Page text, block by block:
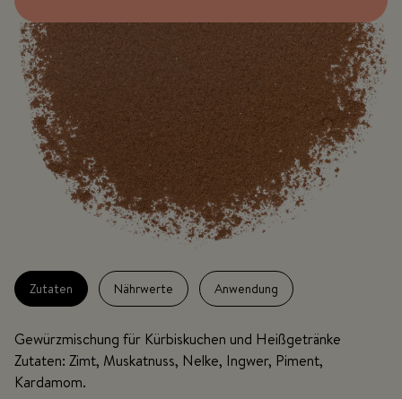
Zutaten Nährwerte Anwendung
Gewürzmischung für Kürbiskuchen und Heißgetränke
Zutaten: Zimt, Muskatnuss, Nelke, Ingwer, Piment,
Kardamom.